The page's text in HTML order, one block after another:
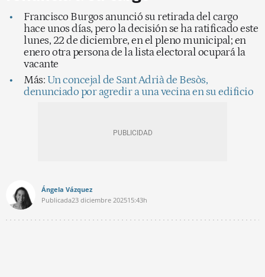
Francisco Burgos anunció su retirada del cargo
hace unos días, pero la decisión se ha ratificado este
lunes, 22 de diciembre, en el pleno municipal; en
enero otra persona de la lista electoral ocupará la
vacante
Más: Un concejal de Sant Adrià de Besòs,
denunciado por agredir a una vecina en su edificio
Ángela Vázquez
Publicada23 diciembre 202515:43h